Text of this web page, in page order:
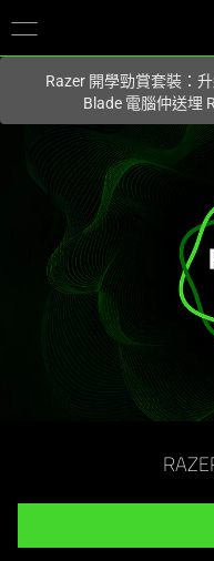
Razer 開學勁賞套裝：
Blade 電腦仲送埋
遊